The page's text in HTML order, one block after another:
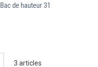
Bac de hauteur 31
3 articles